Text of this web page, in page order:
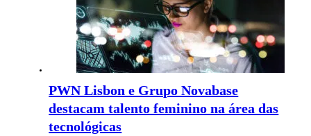
PWN Lisbon e Grupo Novabase
destacam talento feminino na área das
tecnológicas